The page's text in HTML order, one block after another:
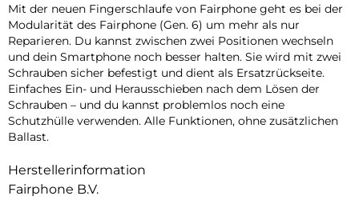
Mit der neuen Fingerschlaufe von Fairphone geht es bei der
Modularität des Fairphone (Gen. 6) um mehr als nur
Reparieren. Du kannst zwischen zwei Positionen wechseln
und dein Smartphone noch besser halten. Sie wird mit zwei
Schrauben sicher befestigt und dient als Ersatzrückseite.
Einfaches Ein- und Herausschieben nach dem Lösen der
Schrauben – und du kannst problemlos noch eine
Schutzhülle verwenden. Alle Funktionen, ohne zusätzlichen
Ballast.
Herstellerinformation
Fairphone B.V.